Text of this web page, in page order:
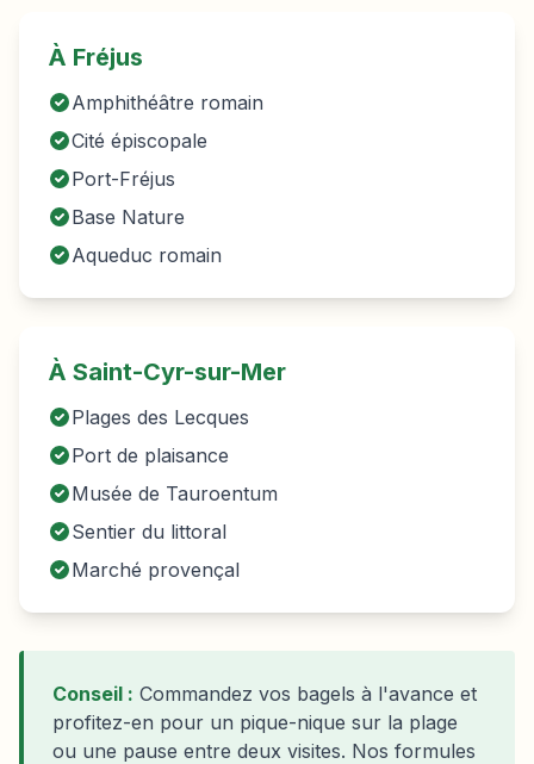
À Fréjus
Amphithéâtre romain
Cité épiscopale
Port-Fréjus
Base Nature
Aqueduc romain
À Saint-Cyr-sur-Mer
Plages des Lecques
Port de plaisance
Musée de Tauroentum
Sentier du littoral
Marché provençal
Conseil : Commandez vos bagels à l'avance et
profitez-en pour un pique-nique sur la plage
ou une pause entre deux visites. Nos formules